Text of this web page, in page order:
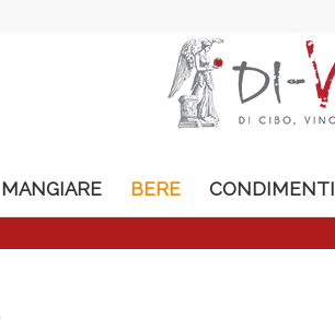
MANGIARE BERE CONDIMENTI